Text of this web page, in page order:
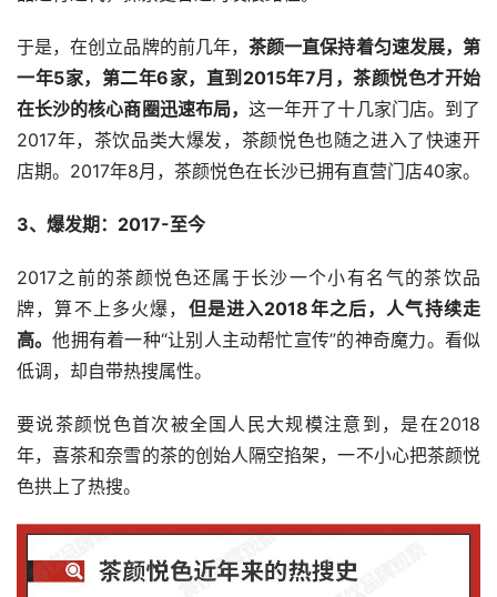
于是，在创立品牌的前几年，茶颜一直保持着匀速发展，第
一年5家，第二年6家，直到2015年7月，茶颜悦色才开始
在长沙的核心商圈迅速布局，这一年开了十几家门店。到了
2017年，茶饮品类大爆发，茶颜悦色也随之进入了快速开
店期。2017年8月，茶颜悦色在长沙已拥有直营门店40家。
3、爆发期：2017-至今
2017之前的茶颜悦色还属于长沙一个小有名气的茶饮品
牌，算不上多火爆， 但是进入2018年之后，人气持续走
高。他拥有着一种“让别人主动帮忙宣传”的神奇魔力。看似
低调，却自带热搜属性。
要说茶颜悦色首次被全国人民大规模注意到，是在2018
年，喜茶和奈雪的茶的创始人隔空掐架，一不小心把茶颜悦
色拱上了热搜。